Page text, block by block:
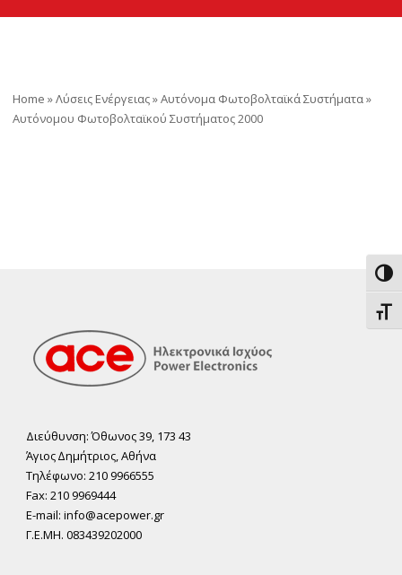
Home »Λύσεις Ενέργειας»Αυτόνομα Φωτοβολταϊκά Συστήματα»
Αυτόνομου Φωτοβολταϊκού Συστήματος 2000
Διεύθυνση: Όθωνος 39, 173 43
Άγιος ∆ηµήτριος, Αθήνα
Τηλέφωνο: 210 9966555
Fax: 210 9969444
E-mail: info@acepower.gr
Γ.Ε.ΜΗ. 083439202000